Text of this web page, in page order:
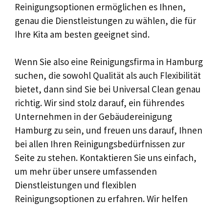
Reinigungsoptionen ermöglichen es Ihnen,
genau die Dienstleistungen zu wählen, die für
Ihre Kita am besten geeignet sind.
Wenn Sie also eine Reinigungsfirma in Hamburg
suchen, die sowohl Qualität als auch Flexibilität
bietet, dann sind Sie bei Universal Clean genau
richtig. Wir sind stolz darauf, ein führendes
Unternehmen in der Gebäudereinigung
Hamburg zu sein, und freuen uns darauf, Ihnen
bei allen Ihren Reinigungsbedürfnissen zur
Seite zu stehen. Kontaktieren Sie uns einfach,
um mehr über unsere umfassenden
Dienstleistungen und flexiblen
Reinigungsoptionen zu erfahren. Wir helfen